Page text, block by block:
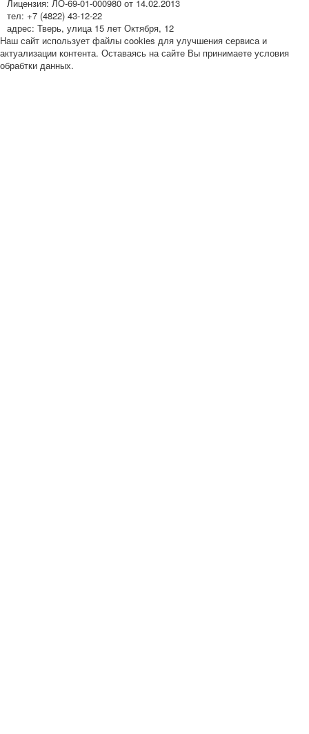
Лицензия: ЛО-69-01-000980 от 14.02.2013
тел: +7 (4822) 43-12-22
адрес: Тверь, улица 15 лет Октября, 12
Наш сайт использует файлы cookies для улучшения сервиса и
актуализации контента. Оставаясь на сайте Вы принимаете условия
обрабтки данных.